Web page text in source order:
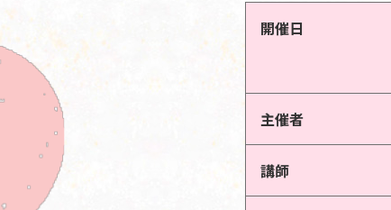
開催日
主催者
講師